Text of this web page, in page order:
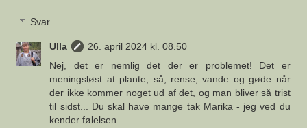
Svar
Ulla
26. april 2024 kl. 08.50
Nej, det er nemlig det der er problemet! Det er
meningsløst at plante, så, rense, vande og gøde når
der ikke kommer noget ud af det, og man bliver så trist
til sidst... Du skal have mange tak Marika - jeg ved du
kender følelsen.